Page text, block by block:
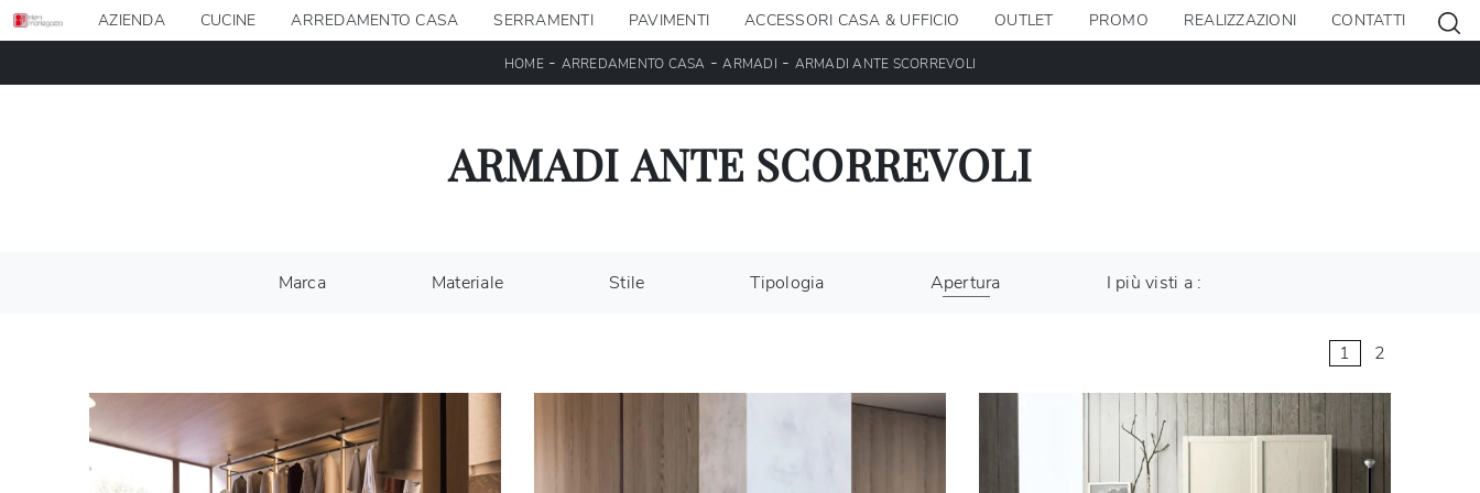
AZIENDA CUCINE ARREDAMENTO CASA SERRAMENTI PAVIMENTI ACCESSORI CASA & UFFICIO OUTLET PROMO REALIZZAZIONI CONTATTI
HOME- ARREDAMENTO CASA -ARMADI - ARMADI ANTE SCORREVOLI
ARMADI ANTE SCORREVOLI
Marca Materiale Stile Tipologia Apertura I più visti a :
1 2